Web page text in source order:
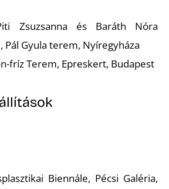
Zsuzsanna és Baráth Nóra
Gyula terem, Nyíregyháza
fríz Terem, Epreskert, Budapest
Biennále, Pécsi Galéria,